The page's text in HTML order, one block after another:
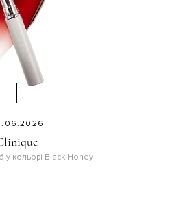
у кольорі Black Honey